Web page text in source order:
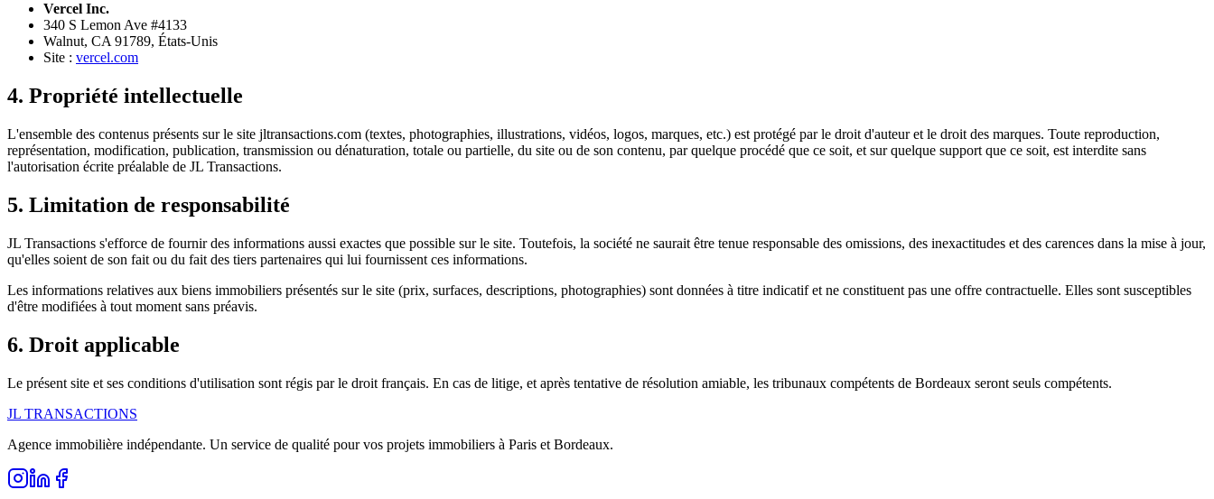
Vercel Inc.
340 S Lemon Ave #4133
Walnut, CA 91789, États-Unis
Site : vercel.com
4. Propriété intellectuelle
L'ensemble des contenus présents sur le site jltransactions.com (textes, photographies, illustrations, vidéos, logos, marques, etc.) est protégé par le droit d'auteur et le droit des marques. Toute reproduction,
représentation, modification, publication, transmission ou dénaturation, totale ou partielle, du site ou de son contenu, par quelque procédé que ce soit, et sur quelque support que ce soit, est interdite sans
l'autorisation écrite préalable de JL Transactions.
5. Limitation de responsabilité
JL Transactions s'efforce de fournir des informations aussi exactes que possible sur le site. Toutefois, la société ne saurait être tenue responsable des omissions, des inexactitudes et des carences dans la mise à jour,
qu'elles soient de son fait ou du fait des tiers partenaires qui lui fournissent ces informations.
Les informations relatives aux biens immobiliers présentés sur le site (prix, surfaces, descriptions, photographies) sont données à titre indicatif et ne constituent pas une offre contractuelle. Elles sont susceptibles
d'être modifiées à tout moment sans préavis.
6. Droit applicable
Le présent site et ses conditions d'utilisation sont régis par le droit français. En cas de litige, et après tentative de résolution amiable, les tribunaux compétents de Bordeaux seront seuls compétents.
JL TRANSACTIONS
Agence immobilière indépendante. Un service de qualité pour vos projets immobiliers à Paris et Bordeaux.